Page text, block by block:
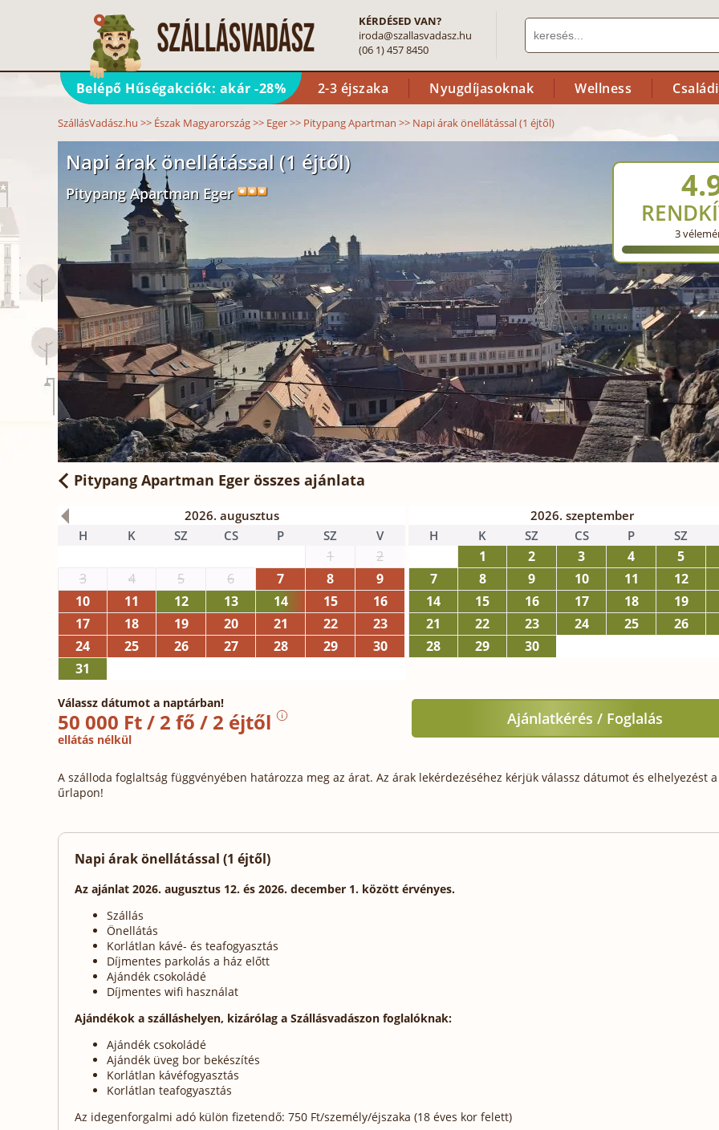
KÉRDÉSED VAN?
iroda@szallasvadasz.hu
(06 1) 457 8450
Belépő Hűségakciók: akár -28% 2-3 éjszaka Nyugdíjasoknak Wellness
SzállásVadász.hu >> Észak Magyarország>> Eger>> Pitypang Apartman >> Napi árak önellátással (1 éjtől)
Napi árak önellátással (1 éjtől)
Pitypang Apartman Eger
3
Pitypang Apartman Eger összes ajánlata
2026. augusztus
H
K SZ CS P SZ V
1
2
3
4 5 6 7 8
9
10
11 12 13 14 15
16
17
18 19 20 21 22
23
24
25 26 27 28 29
30
31
2026. szeptember
H
K SZ CS P SZ
1 2 3 4
5
7
8 9 10 11
12
14
15 16 17 18
19
21
22 23 24 25
26
28
29 30
Válassz dátumot a naptárban!
50 000 Ft / 2 fő / 2 éjtől
ellátás nélkül
Ajánlatkérés / Foglalás
A szálloda foglaltság függvényében határozza meg az árat. Az árak lekérdezéséhez kérjük válassz dátumot és elhelyezést
űrlapon!
Napi árak önellátással (1 éjtől)
Az ajánlat 2026. augusztus 12. és 2026. december 1. között érvényes.
Szállás
Önellátás
Korlátlan kávé- és teafogyasztás
Díjmentes parkolás a ház előtt
Ajándék csokoládé
Díjmentes wifi használat
Ajándékok a szálláshelyen, kizárólag a Szállásvadászon foglalóknak:
Ajándék csokoládé
Ajándék üveg bor bekészítés
Korlátlan kávéfogyasztás
Korlátlan teafogyasztás
Az idegenforgalmi adó külön fizetendő: 750 Ft/személy/éjszaka (18 éves kor felett)